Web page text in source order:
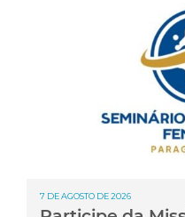
7 DE AGOSTO DE 2026